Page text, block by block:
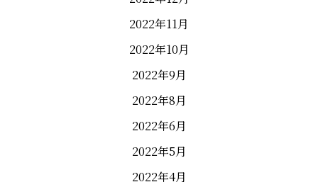
2022年11月
2022年10月
2022年9月
2022年8月
2022年6月
2022年5月
2022年4月